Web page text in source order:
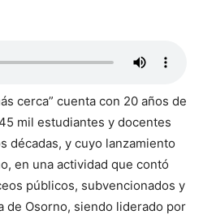
cerca” cuenta con 20 años de
mil estudiantes y docentes
décadas, y cuyo lanzamiento
en una actividad que contó
públicos, subvencionados y
de Osorno, siendo liderado por